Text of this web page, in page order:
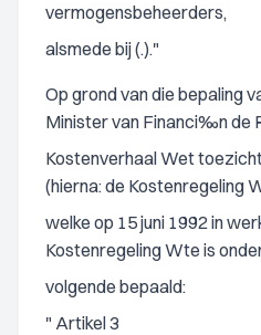
vermogensbeheerders,
alsmede bij (.)."
Op grond van die bepaling
Minister van Financi‰n de
Kostenverhaal Wet
(hierna: de Kostenregeling
welke op 15 juni 1992 in
Kostenregeling Wte is
volgende bepaald:
" Artikel 3